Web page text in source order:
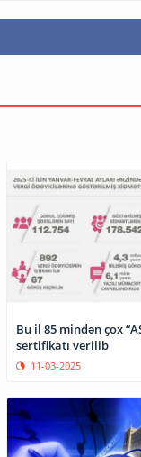
Bu il 85 mindən çox
sertifikatı verilib
11-03-2025